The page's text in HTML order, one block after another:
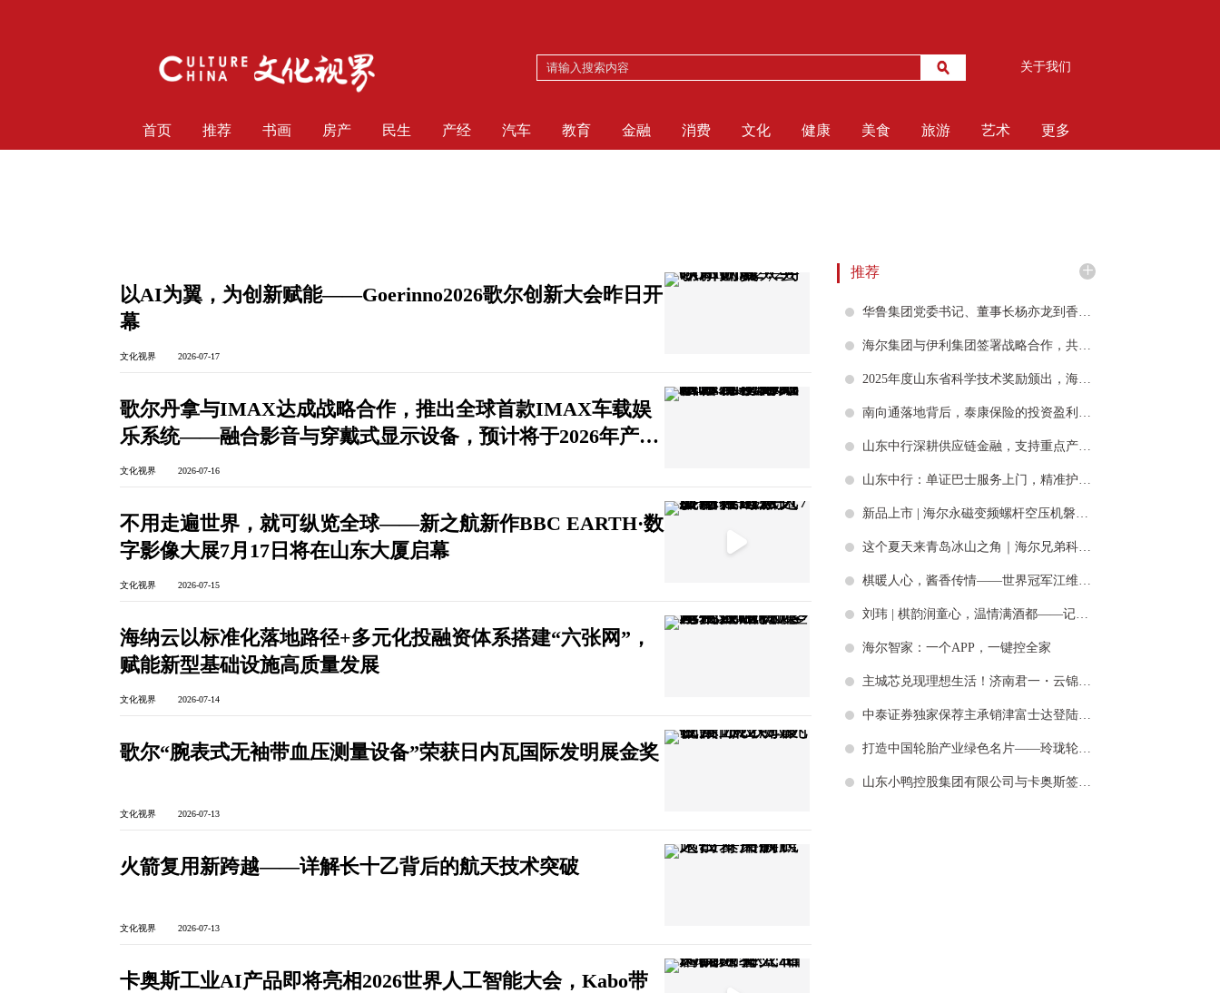
关于我们
首页 推荐 书画 房产 民生 产经 汽车 教育 金融 消费 文化 健康 美食 旅游 艺术 更多
以AI为翼，为创新赋能——Goerinno2026歌尔创新大会昨日开
幕
文化视界 2026-07-17
歌尔丹拿与IMAX达成战略合作，推出全球首款IMAX车载娱
乐系统——融合影音与穿戴式显示设备，预计将于2026年产业
化落地
文化视界 2026-07-16
不用走遍世界，就可纵览全球——新之航新作BBC EARTH·数
字影像大展7月17日将在山东大厦启幕
文化视界 2026-07-15
海纳云以标准化落地路径+多元化投融资体系搭建“六张网”，
赋能新型基础设施高质量发展
文化视界 2026-07-14
歌尔“腕表式无袖带血压测量设备”荣获日内瓦国际发明展金奖
文化视界 2026-07-13
火箭复用新跨越——详解长十乙背后的航天技术突破
文化视界 2026-07-13
卡奥斯工业AI产品即将亮相2026世界人工智能大会，Kabo带
推荐 +
华鲁集团党委书记、董事长杨亦龙到香港华鲁调研，推动驻港澳平台优势赋能山东经济高质量发展
海尔集团与伊利集团签署战略合作，共创AI时代产业发展新模式
2025年度山东省科学技术奖励颁出，海信集团斩获6项大奖
南向通落地背后，泰康保险的投资盈利隐忧与治理挑战
山东中行深耕供应链金融，支持重点产业集群高质量发展
山东中行：单证巴士服务上门，精准护航出口贸易
新品上市 | 海尔永磁变频螺杆空压机磐石系列震撼来袭，把每一度电都用在刀刃上
这个夏天来青岛冰山之角｜海尔兄弟科技探险研学开启奇妙时空之旅
棋暖人心，酱香传情——世界冠军江维杰走进棋童家庭公益授棋
刘玮 | 棋韵润童心，温情满酒都——记录国手走访棋童家庭的温暖瞬间
海尔智家：一个APP，一键控全家
主城芯兑现理想生活！济南君一・云锦公园实景现房，湖山繁华皆可兼得
中泰证券独家保荐主承销津富士达登陆上交所主板 打造民营制造与资本协同新标杆
打造中国轮胎产业绿色名片——玲珑轮胎云南可持续天然橡胶项目获评最佳实践案例
山东小鸭控股集团有限公司与卡奥斯签署战略合作协议